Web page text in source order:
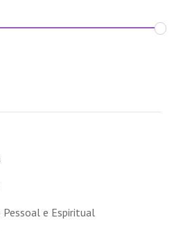
e Espiritual